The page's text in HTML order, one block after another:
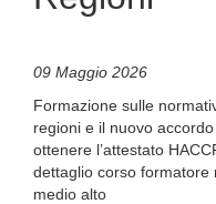
09 Maggio 2026
Formazione sulle
regioni e il nuovo
ottenere l’attestato
dettaglio corso formatore
medio alto